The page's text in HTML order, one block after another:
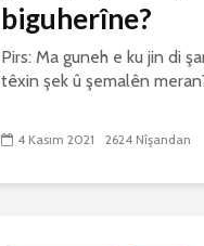
biguherîne?
Pirs: Ma guneh e ku jin di
têxin şek û şemalên
4 Kasım 2021 2624 Nîşandan